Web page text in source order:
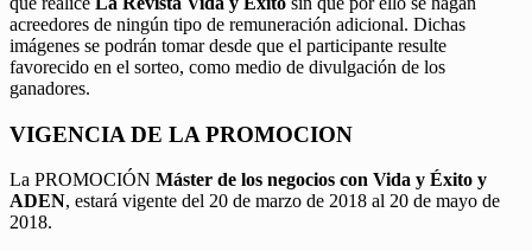
acreedores de ningún tipo de remuneración adicional. Dichas
imágenes se podrán tomar desde que el participante resulte
favorecido en el sorteo, como medio de divulgación de los
ganadores.
VIGENCIA DE LA PROMOCION
La PROMOCIÓN Máster de los negocios con Vida y Éxito y
ADEN, estará vigente del 20 de marzo de 2018 al 20 de mayo de
2018.